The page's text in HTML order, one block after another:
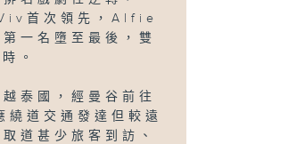
首次領先，Alfie
一名墮至最後，雙
。
泰國，經曼谷前往
繞道交通發達但較遠
道甚少旅客到訪、